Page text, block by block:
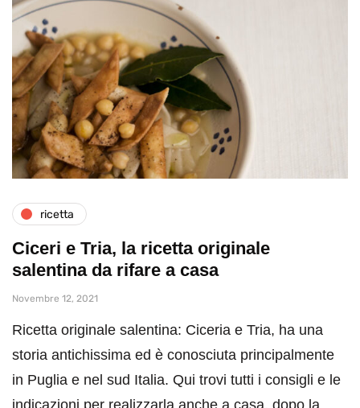
ricetta
Ciceri e Tria, la ricetta originale
salentina da rifare a casa
Novembre 12, 2021
Ricetta originale salentina: Ciceria e Tria, ha una
storia antichissima ed è conosciuta principalmente
in Puglia e nel sud Italia. Qui trovi tutti i consigli e le